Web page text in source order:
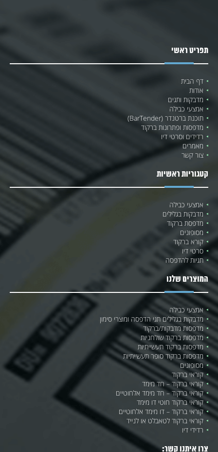
תפריט ראשי
דף הבית
אודות
מדבקות ותגים
אמצעי כבילה
תוכנת ברטנדר (BarTender)
מדפסות ופתרונות ברקוד
רדידים וסרטי דיו
מאמרים
צור קשר
קטגוריות ראשיות
אמצעי כבילה
מדבקות בגלילים
מדפסת ברקוד
מסופונים
קורא ברקוד
סרטי דיו
תגיות להדפסה
המוצרים שלנו
אמצעי כבילה
מדבקות בגלילים תגי הדפסה ומוצרי סימון
מדפסות מדבקות/ברקוד
מדפסות ברקוד שולחניות
מדפסות ברקוד תעשייתיות
מדפסות ברקוד סופר תעשייתיות
מסופונים
קוראי ברקוד
קוראי ברקוד – חד מימד
קוראי ברקוד – חד מימד אלחוטיים
קוראי ברקוד חוטי דו מימד
קוראי ברקוד – דו מימד אלחוטיים
קוראי ברקוד לטאבלט או לנייד
רדידי דיו
צרו איתנו קשר: